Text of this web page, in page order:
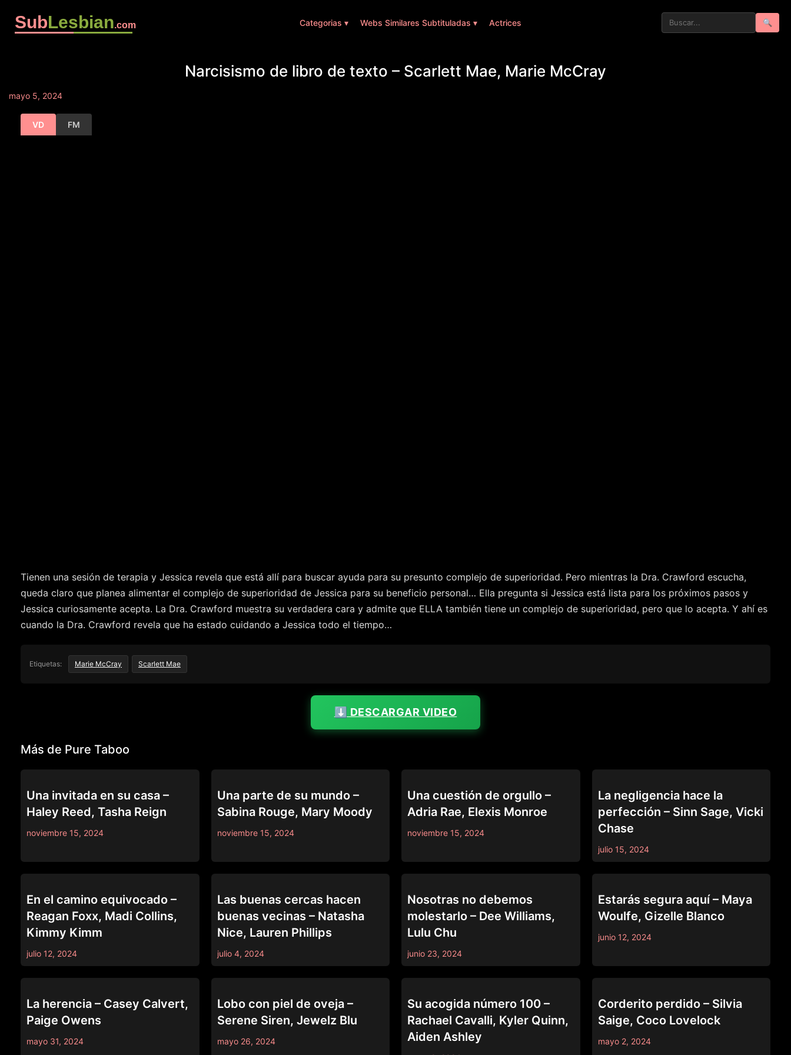
SubLesbian.com Categorias ▾ Webs Similares Subtituladas ▾ Actrices 🔍
Narcisismo de libro de texto – Scarlett Mae, Marie McCray
mayo 5, 2024
VD FM
Tienen una sesión de terapia y Jessica revela que está allí para buscar ayuda para su presunto complejo de superioridad. Pero mientras la Dra. Crawford escucha,
queda claro que planea alimentar el complejo de superioridad de Jessica para su beneficio personal… Ella pregunta si Jessica está lista para los próximos pasos y
Jessica curiosamente acepta. La Dra. Crawford muestra su verdadera cara y admite que ELLA también tiene un complejo de superioridad, pero que lo acepta. Y ahí es
cuando la Dra. Crawford revela que ha estado cuidando a Jessica todo el tiempo…
Etiquetas: Marie McCray Scarlett Mae
⬇️ DESCARGAR VIDEO
Más de Pure Taboo
Una invitada en su casa –
Haley Reed, Tasha Reign
noviembre 15, 2024
Una parte de su mundo –
Sabina Rouge, Mary Moody
noviembre 15, 2024
Una cuestión de orgullo –
Adria Rae, Elexis Monroe
noviembre 15, 2024
La negligencia hace la
perfección – Sinn Sage, Vicki
Chase
julio 15, 2024
En el camino equivocado –
Reagan Foxx, Madi Collins,
Kimmy Kimm
julio 12, 2024
Las buenas cercas hacen
buenas vecinas – Natasha
Nice, Lauren Phillips
julio 4, 2024
Nosotras no debemos
molestarlo – Dee Williams,
Lulu Chu
junio 23, 2024
Estarás segura aquí – Maya
Woulfe, Gizelle Blanco
junio 12, 2024
La herencia – Casey Calvert,
Paige Owens
mayo 31, 2024
Lobo con piel de oveja –
Serene Siren, Jewelz Blu
mayo 26, 2024
Su acogida número 100 –
Rachael Cavalli, Kyler Quinn,
Aiden Ashley
Corderito perdido – Silvia
Saige, Coco Lovelock
mayo 2, 2024